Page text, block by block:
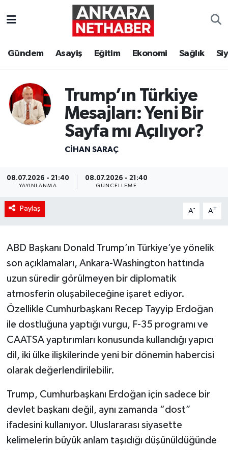
Gündem Asayiş Eğitim Ekonomi Sağlık
Trump’ın Türkiye
Mesajları: Yeni Bir
Sayfa mı Açılıyor?
CIHAN SARAÇ
08.07.2026 - 21:40
YAYINLANMA
08.07.2026 - 21:40
GÜNCELLEME
Paylaş A- A+
ABD Başkanı Donald Trump’ın Türkiye’ye yönelik
son açıklamaları, Ankara-Washington hattında
uzun süredir görülmeyen bir diplomatik
atmosferin oluşabileceğine işaret ediyor.
Özellikle Cumhurbaşkanı Recep Tayyip Erdoğan
ile dostluğuna yaptığı vurgu, F-35 programı ve
CAATSA yaptırımları konusunda kullandığı yapıcı
dil, iki ülke ilişkilerinde yeni bir dönemin habercisi
olarak değerlendirilebilir.
Trump, Cumhurbaşkanı Erdoğan için sadece bir
devlet başkanı değil, aynı zamanda “dost”
ifadesini kullanıyor. Uluslararası siyasette
kelimelerin büyük anlam taşıdığı düşünüldüğünde
Eğitim
Ekonomi
Siyaset
Spor
Teknoloji
Yaşam
Ankara Hava Durumu
Süper Lig Puan Durumu ve Fikstür
Tüm Manşetler
Son Dakika Haberleri